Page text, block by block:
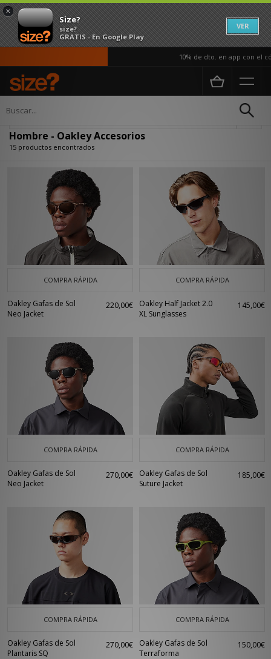
×
Size?
size?
GRATIS - En Google Play
VER
10% de dto. en app con el
Página principal
Hombre - Oakley Accesorios
15 productos encontrados
COMPRA RÁPIDA
Oakley Gafas de Sol
Neo Jacket
220,00€
COMPRA RÁPIDA
Oakley Half Jacket 2.0
XL Sunglasses
145,00€
COMPRA RÁPIDA
Oakley Gafas de Sol
Neo Jacket
270,00€
COMPRA RÁPIDA
Oakley Gafas de Sol
Suture Jacket
185,00€
COMPRA RÁPIDA
Oakley Gafas de Sol
Plantaris SQ
270,00€
COMPRA RÁPIDA
Oakley Gafas de Sol
Terraforma
150,00€